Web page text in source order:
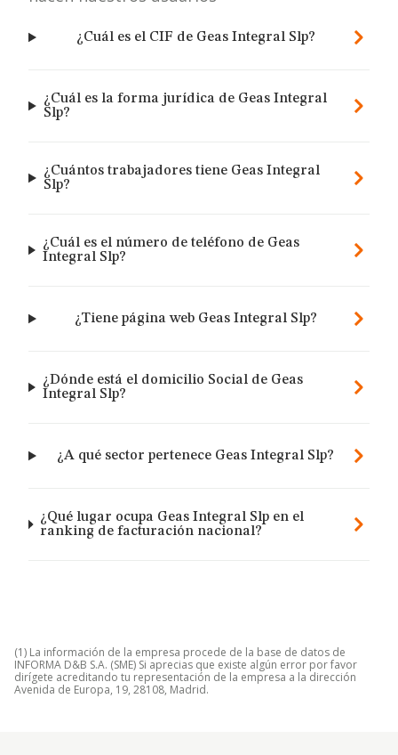
¿Cuál es el CIF de Geas Integral Slp?
¿Cuál es la forma jurídica de Geas Integral
Slp?
¿Cuántos trabajadores tiene Geas Integral
Slp?
¿Cuál es el número de teléfono de Geas
Integral Slp?
¿Tiene página web Geas Integral Slp?
¿Dónde está el domicilio Social de Geas
Integral Slp?
¿A qué sector pertenece Geas Integral Slp?
¿Qué lugar ocupa Geas Integral Slp en el
ranking de facturación nacional?
(1) La información de la empresa procede de la base de datos de
INFORMA D&B S.A. (SME) Si aprecias que existe algún error por favor
dirígete acreditando tu representación de la empresa a la dirección
Avenida de Europa, 19, 28108, Madrid.